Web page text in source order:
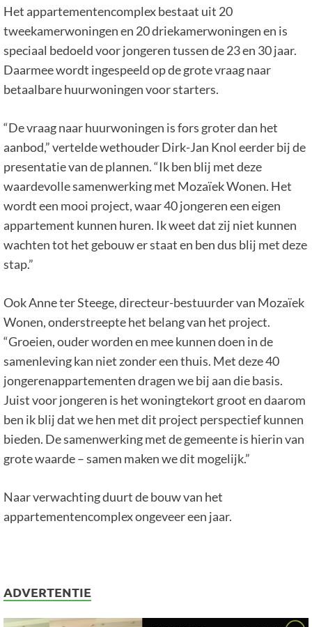
Het appartementencomplex bestaat uit 20
tweekamerwoningen en 20 driekamerwoningen en is
speciaal bedoeld voor jongeren tussen de 23 en 30 jaar.
Daarmee wordt ingespeeld op de grote vraag naar
betaalbare huurwoningen voor starters.
“De vraag naar huurwoningen is fors groter dan het
aanbod,” vertelde wethouder Dirk-Jan Knol eerder bij de
presentatie van de plannen. “Ik ben blij met deze
waardevolle samenwerking met Mozaïek Wonen. Het
wordt een mooi project, waar 40 jongeren een eigen
appartement kunnen huren. Ik weet dat zij niet kunnen
wachten tot het gebouw er staat en ben dus blij met deze
stap.”
Ook Anne ter Steege, directeur-bestuurder van Mozaïek
Wonen, onderstreepte het belang van het project.
“Groeien, ouder worden en mee kunnen doen in de
samenleving kan niet zonder een thuis. Met deze 40
jongerenappartementen dragen we bij aan die basis.
Juist voor jongeren is het woningtekort groot en daarom
ben ik blij dat we hen met dit project perspectief kunnen
bieden. De samenwerking met de gemeente is hierin van
grote waarde – samen maken we dit mogelijk.”
Naar verwachting duurt de bouw van het
appartementencomplex ongeveer een jaar.
ADVERTENTIE